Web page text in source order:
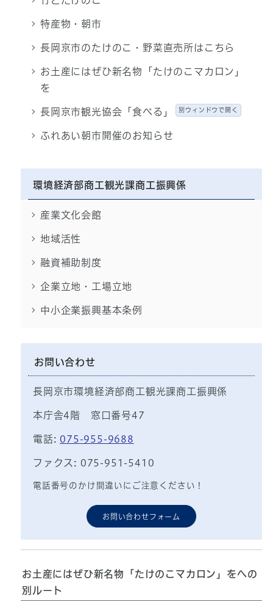
特産物・朝市
長岡京市のたけのこ・野菜直売所はこちら
お土産にはぜひ新名物「たけのこマカロン」
を
長岡京市観光協会「食べる」 別ウィンドウで開く
ふれあい朝市開催のお知らせ
環境経済部商工観光課商工振興係
産業文化会館
地域活性
融資補助制度
企業立地・工場立地
中小企業振興基本条例
お問い合わせ
長岡京市環境経済部商工観光課商工振興係
本庁舎4階 窓口番号47
電話: 075-955-9688
ファクス: 075-951-5410
電話番号のかけ間違いにご注意ください！
お問い合わせフォーム
お土産にはぜひ新名物「たけのこマカロン」をへの
別ルート